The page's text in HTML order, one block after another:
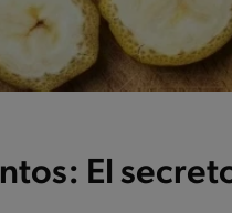
El